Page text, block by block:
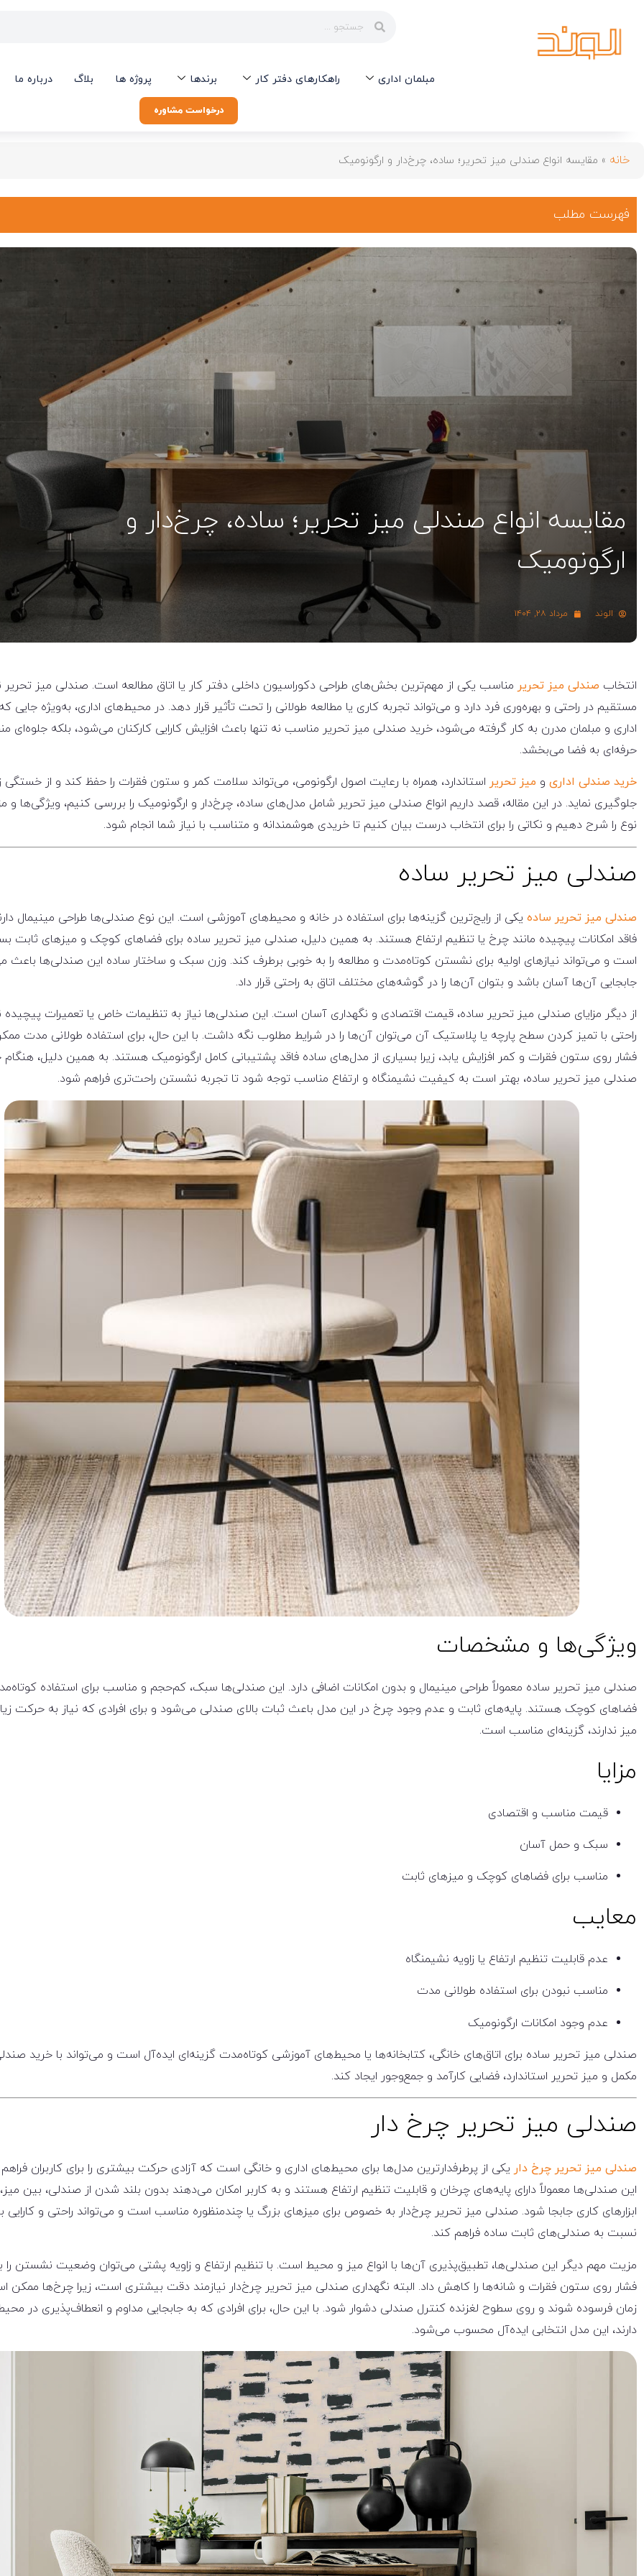
مبلمان اداری راهکارهای دفتر کار برندها پروژه ها بلاگ درباره ما
درخواست مشاوره
خانه » مقایسه انواع صندلی میز تحریر؛ ساده، چرخ‌دار و ارگونومیک
فهرست مطلب
مقایسه انواع صندلی میز تحریر؛ ساده، چرخ‌دار و
ارگونومیک
الوند مرداد ۲۸, ۱۴۰۴
انتخاب صندلی میز تحریر مناسب یکی از مهم‌ترین بخش‌های طراحی دکوراسیون داخلی دفتر کار یا اتاق مطالعه است. صندلی میز
مستقیم در راحتی و بهره‌وری فرد دارد و می‌تواند تجربه کاری یا مطالعه طولانی را تحت تأثیر قرار دهد. در محیط‌های اداری، به‌ویژه جایی
اداری و مبلمان مدرن به کار گرفته می‌شود، خرید صندلی میز تحریر مناسب نه تنها باعث افزایش کارایی کارکنان می‌شود، بلکه جلوه‌ای
حرفه‌ای به فضا می‌بخشد.
خرید صندلی اداری و میز تحریر استاندارد، همراه با رعایت اصول ارگونومی، می‌تواند سلامت کمر و ستون فقرات را حفظ کند و از
جلوگیری نماید. در این مقاله، قصد داریم انواع صندلی میز تحریر شامل مدل‌های ساده، چرخ‌دار و ارگونومیک را بررسی کنیم، ویژگی‌ها و
نوع را شرح دهیم و نکاتی را برای انتخاب درست بیان کنیم تا خریدی هوشمندانه و متناسب با نیاز شما انجام شود.
صندلی میز تحریر ساده
صندلی میز تحریر ساده یکی از رایج‌ترین گزینه‌ها برای استفاده در خانه و محیط‌های آموزشی است. این نوع صندلی‌ها طراحی مینیمال
فاقد امکانات پیچیده مانند چرخ یا تنظیم ارتفاع هستند. به همین دلیل، صندلی میز تحریر ساده برای فضاهای کوچک و میزهای ثابت
است و می‌تواند نیازهای اولیه برای نشستن کوتاه‌مدت و مطالعه را به خوبی برطرف کند. وزن سبک و ساختار ساده این صندلی‌ها باعث
جابجایی آن‌ها آسان باشد و بتوان آن‌ها را در گوشه‌های مختلف اتاق به راحتی قرار داد.
از دیگر مزایای صندلی میز تحریر ساده، قیمت اقتصادی و نگهداری آسان است. این صندلی‌ها نیاز به تنظیمات خاص یا تعمیرات پیچیده
راحتی با تمیز کردن سطح پارچه یا پلاستیک آن می‌توان آن‌ها را در شرایط مطلوب نگه داشت. با این حال، برای استفاده طولانی مدت
فشار روی ستون فقرات و کمر افزایش یابد، زیرا بسیاری از مدل‌های ساده فاقد پشتیبانی کامل ارگونومیک هستند. به همین دلیل، هنگام
صندلی میز تحریر ساده، بهتر است به کیفیت نشیمنگاه و ارتفاع مناسب توجه شود تا تجربه نشستن راحت‌تری فراهم شود.
ویژگی‌ها و مشخصات
صندلی میز تحریر ساده معمولاً طراحی مینیمال و بدون امکانات اضافی دارد. این صندلی‌ها سبک، کم‌حجم و مناسب برای استفاده
فضاهای کوچک هستند. پایه‌های ثابت و عدم وجود چرخ در این مدل باعث ثبات بالای صندلی می‌شود و برای افرادی که نیاز به حرکت
میز ندارند، گزینه‌ای مناسب است.
مزایا
قیمت مناسب و اقتصادی
سبک و حمل آسان
مناسب برای فضاهای کوچک و میزهای ثابت
معایب
عدم قابلیت تنظیم ارتفاع یا زاویه نشیمنگاه
مناسب نبودن برای استفاده طولانی مدت
عدم وجود امکانات ارگونومیک
صندلی میز تحریر ساده برای اتاق‌های خانگی، کتابخانه‌ها یا محیط‌های آموزشی کوتاه‌مدت گزینه‌ای ایده‌آل است و می‌تواند با خرید
مکمل و میز تحریر استاندارد، فضایی کارآمد و جمع‌وجور ایجاد کند.
صندلی میز تحریر چرخ‌ دار
صندلی میز تحریر چرخ‌ دار یکی از پرطرفدارترین مدل‌ها برای محیط‌های اداری و خانگی است که آزادی حرکت بیشتری را برای کاربران
این صندلی‌ها معمولاً دارای پایه‌های چرخان و قابلیت تنظیم ارتفاع هستند و به کاربر امکان می‌دهند بدون بلند شدن از صندلی، بین میز،
ابزارهای کاری جابجا شود. صندلی میز تحریر چرخ‌دار به خصوص برای میزهای بزرگ یا چندمنظوره مناسب است و می‌تواند راحتی و کارایی
نسبت به صندلی‌های ثابت ساده فراهم کند.
مزیت مهم دیگر این صندلی‌ها، تطبیق‌پذیری آن‌ها با انواع میز و محیط است. با تنظیم ارتفاع و زاویه پشتی می‌توان وضعیت نشستن را
فشار روی ستون فقرات و شانه‌ها را کاهش داد. البته نگهداری صندلی میز تحریر چرخ‌دار نیازمند دقت بیشتری است، زیرا چرخ‌ها
زمان فرسوده شوند و روی سطوح لغزنده کنترل صندلی دشوار شود. با این حال، برای افرادی که به جابجایی مداوم و انعطاف‌پذیری در محیط
دارند، این مدل انتخابی ایده‌آل محسوب می‌شود.